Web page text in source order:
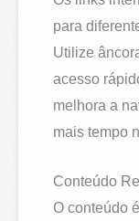
para
Utilize
acesso
melhora a
mais tempo
Conteúdo
O conteúdo